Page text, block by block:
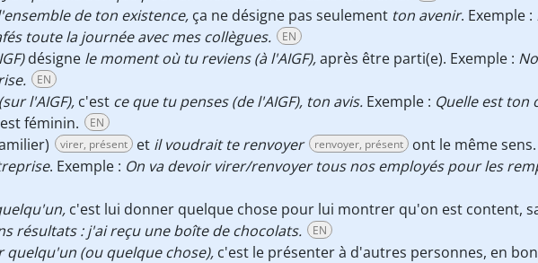
de ton existence, ça ne désigne pas seulement ton avenir. Exemple :
toute la journée avec mes collègues.
EN
désigne le moment où tu reviens (à l'AIGF),après être parti(e). Exemple :
EN
l'AIGF), c'est ce que tu penses (de l'AIGF), ton avis. Exemple : Quelle est ton
est féminin. EN
virer, présent et il voudrait terenvoyer renvoyer, présent ont le même
. Exemple : On va devoir virer/renvoyer tous nos employés pour les
c'est lui donner quelque chose pour lui montrer qu'on est content,
résultats : j'ai reçu une boîte de chocolats.
EN
quelqu'un (ou quelque chose), c'est le présenter à d'autres personnes, en